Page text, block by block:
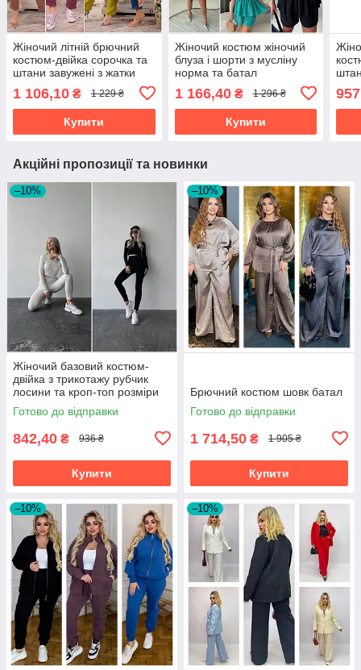
Жіночий літній брючний
костюм-двійка сорочка та
штани завужені з жатки
1 106,10 ₴ 1 229 ₴
Купити
Жіночий костюм жіночий
блуза і шорти з мусліну
норма та батал
1 166,40₴ 1 296 ₴
Купити
Акційні пропозиції та новинки
–10%
Жіночий базовий костюм-
двійка з трикотажу рубчик
лосини та кроп-топ розміри
норма
Готово до відправки
842,40 ₴ 936 ₴
Купити
–10%
Брючний костюм шовк батал
Готово до відправки
1 714,50 ₴ 1 905 ₴
Купити
–10% –10%